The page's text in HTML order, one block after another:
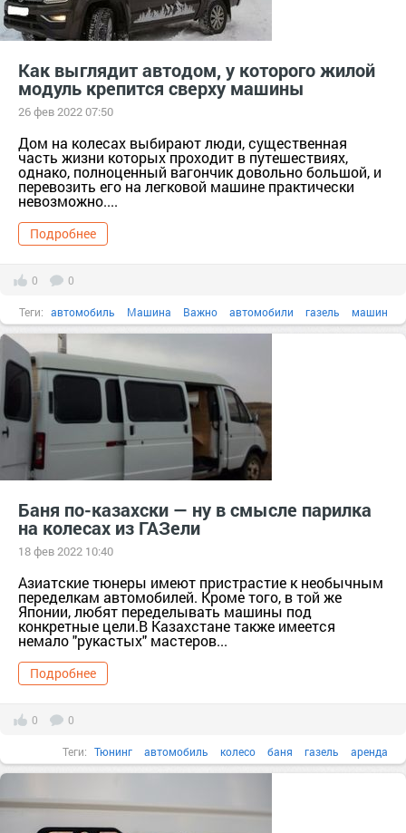
Как выглядит автодом, у которого жилой
модуль крепится сверху машины
26 фев 2022 07:50
Дом на колесах выбирают люди, существенная
часть жизни которых проходит в путешествиях,
однако, полноценный вагончик довольно большой, и
перевозить его на легковой машине практически
невозможно....
Подробнее
0 0
Теги: автомобиль Машина Важно автомобили газель машин
Баня по-казахски — ну в смысле парилка
на колесах из ГАЗели
18 фев 2022 10:40
Азиатские тюнеры имеют пристрастие к необычным
переделкам автомобилей. Кроме того, в той же
Японии, любят переделывать машины под
конкретные цели.В Казахстане также имеется
немало "рукастых" мастеров...
Подробнее
0 0
Теги: Тюнинг автомобиль колесо баня газель аренда